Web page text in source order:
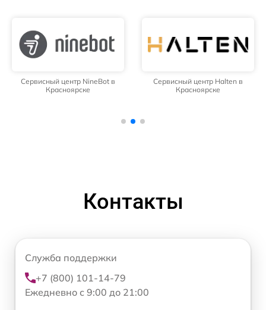
Сервисный центр NineBot в
Красноярске
Сервисный центр Halten в
Красноярске
Контакты
Служба поддержки
+7 (800) 101-14-79
Ежедневно с 9:00 до 21:00